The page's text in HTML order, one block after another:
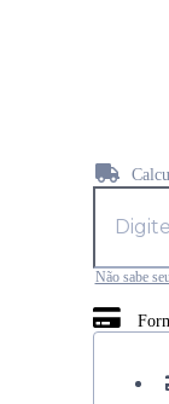
Não sabe